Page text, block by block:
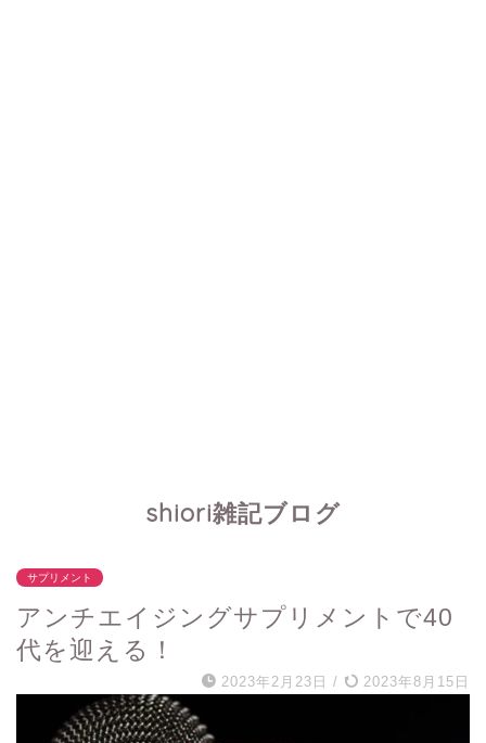
shiori雑記ブログ
サプリメント
アンチエイジングサプリメントで40
代を迎える！
2023年2月23日 / 2023年8月15日